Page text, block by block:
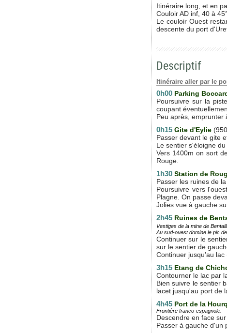
Itinéraire long, et en
Couloir AD inf, 40 à 45°.
Le couloir Ouest
descente du port
Descriptif
Itinéraire aller par le
0h00 Parking
Poursuivre sur la
coupant
Peu après, emprunter
0h15 Gite d'Eylie
Passer devant le gite
Le sentier s'éloigne
Vers 1400m on sort
Rouge.
1h30 Station de
Passer les ruines de
Poursuivre vers
Plagne. On passe
Jolies vue à gauche
2h45 Ruines de
Vestiges de la mine de
Au sud-ouest domine le pic
Continuer sur le
sur le sentier de
Continuer jusqu'au lac
3h15 Etang de
Contourner le lac par
Bien suivre le sentier
lacet jusqu'au port de
4h45 Port de la
Frontière franco-espagnole.
Descendre en face
Passer à gauche d'un